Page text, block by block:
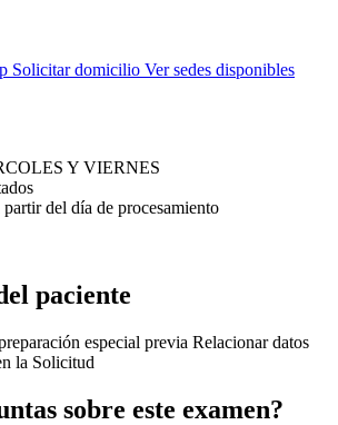
Solicitar domicilio Ver sedes disponibles
Y VIERNES
partir del día de procesamiento
paciente
especial previa Relacionar datos
la Solicitud
sobre este examen?